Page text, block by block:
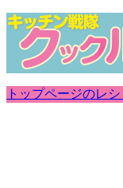
トップページのレ